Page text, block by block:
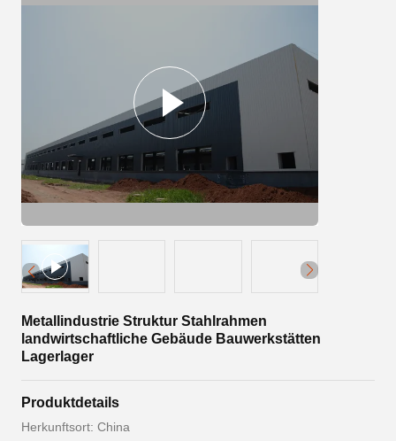
Metallindustrie Struktur Stahlrahmen
landwirtschaftliche Gebäude Bauwerkstätten
Lagerlager
Produktdetails
Herkunftsort: China